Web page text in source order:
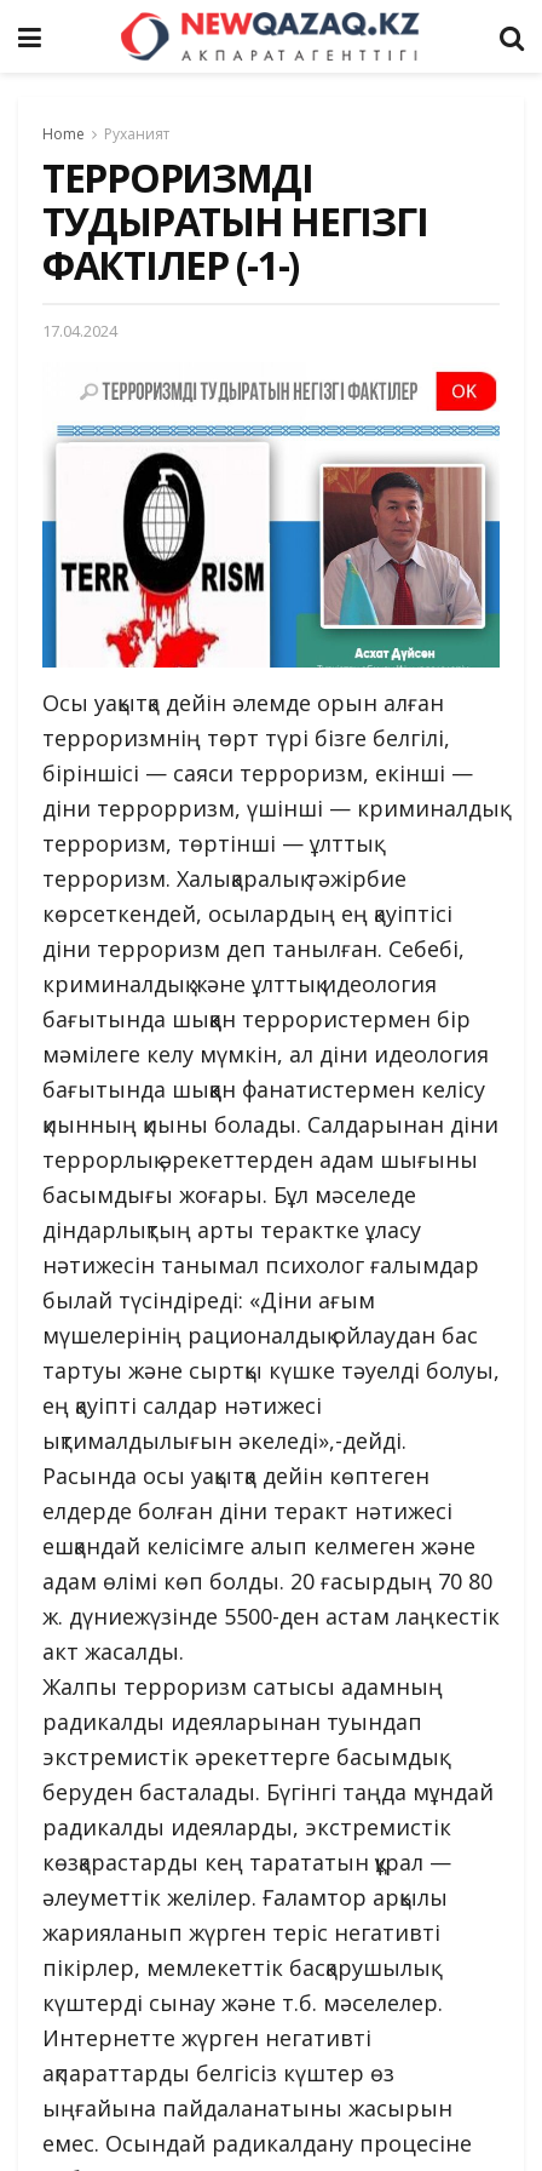
Home Руханият
ТЕРРОРИЗМДІ
ТУДЫРАТЫН НЕГІЗГІ
ФАКТІЛЕР (-1-)
17.04.2024
Осы уақытқа дейін әлемде орын алған
терроризмнің төрт түрі бізге белгілі,
біріншісі — саяси терроризм, екінші —
діни террорризм, үшінші — криминалдық
терроризм, төртінші — ұлттық
терроризм. Халықаралық тәжірбие
көрсеткендей, осылардың ең қауіптісі
діни терроризм деп танылған. Себебі,
криминалдық және ұлттық идеология
бағытында шыққан террористермен бір
мәмілеге келу мүмкін, ал діни идеология
бағытында шыққан фанатистермен келісу
қиынның қиыны болады. Салдарынан діни
террорлық әрекеттерден адам шығыны
басымдығы жоғары. Бұл мәселеде
діндарлықтың арты терактке ұласу
нәтижесін танымал психолог ғалымдар
былай түсіндіреді: «Діни ағым
мүшелерінің рационалдық ойлаудан бас
тартуы және сыртқы күшке тәуелді болуы,
ең қауіпті салдар нәтижесі
ықтималдылығын әкеледі»,-дейді.
Расында осы уақытқа дейін көптеген
елдерде болған діни теракт нәтижесі
ешқандай келісімге алып келмеген және
адам өлімі көп болды. 20 ғасырдың 70 80
ж. дүниежүзінде 5500-ден астам лаңкестік
акт жасалды.
Жалпы терроризм сатысы адамның
радикалды идеяларынан туындап
экстремистік әрекеттерге басымдық
беруден басталады. Бүгінгі таңда мұндай
радикалды идеяларды, экстремистік
көзқарастарды кең тарататын құрал —
әлеуметтік желілер. Ғаламтор арқылы
жарияланып жүрген теріс негативті
пікірлер, мемлекеттік басқарушылық
күштерді сынау және т.б. мәселелер.
Интернетте жүрген негативті
ақпараттарды белгісіз күштер өз
ыңғайына пайдаланатыны жасырын
емес. Осындай радикалдану процесіне